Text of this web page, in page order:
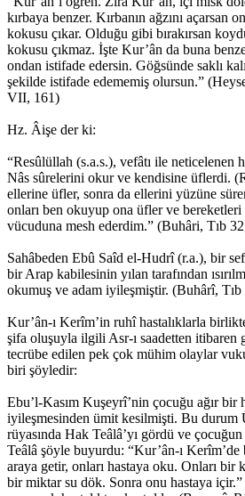
kırbaya benzer. Kırbanın ağzını açarsan
kokusu çıkar. Olduğu gibi bırakırsan
kokusu çıkmaz. İşte Kur’ân da buna
ondan istifade edersin. Göğsünde saklı
şekilde istifade edememiş olursun.”
VII, 161)
Hz. Âişe der ki:
“Resûlüllah (s.a.s.), vefâtı ile neticelenen
Nâs sûrelerini okur ve kendisine üflerdi.
ellerine üfler, sonra da ellerini yüzüne
onları ben okuyup ona üfler ve bereketleri
vücuduna mesh ederdim.” (Buhâri, Tıb
Sahâbeden Ebû Saîd el-Hudrî (r.a.), bir
bir Arap kabilesinin yılan tarafından
okumuş ve adam iyileşmiştir. (Buhârî,
Kur’ân-ı Kerîm’in ruhî hastalıklarla
şifa oluşuyla ilgili Asr-ı saadetten itibaren
tecrübe edilen pek çok mühim olaylar
biri şöyledir:
Ebu’l-Kasım Kuşeyrî’nin çocuğu ağır bir
iyileşmesinden ümit kesilmişti. Bu durum
rüyasında Hak Teâlâ’yı gördü ve
Teâlâ şöyle buyurdu: “Kur’ân-ı
araya getir, onları hastaya oku. Onları bir
bir miktar su dök. Sonra onu hastaya